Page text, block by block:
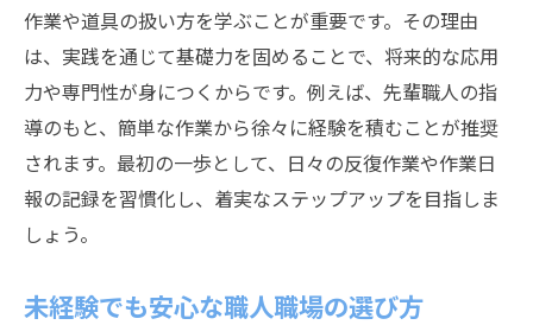
作業や道具の扱い方を学ぶことが重要です。その理由
は、実践を通じて基礎力を固めることで、将来的な応用
力や専門性が身につくからです。例えば、先輩職人の指
導のもと、簡単な作業から徐々に経験を積むことが推奨
されます。最初の一歩として、日々の反復作業や作業日
報の記録を習慣化し、着実なステップアップを目指しま
しょう。
未経験でも安心な職人職場の選び方